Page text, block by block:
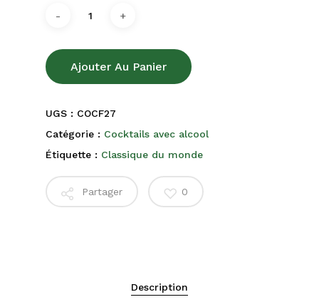
Ajouter Au Panier
UGS : COCF27
Catégorie : Cocktails avec alcool
Étiquette : Classique du monde
Partager 0
Description